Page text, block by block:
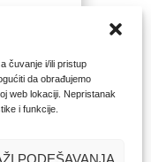
čuvanje i/ili pristup
da obrađujemo
web lokaciji. Nepristanak
i funkcije.
PODEŠAVANJA